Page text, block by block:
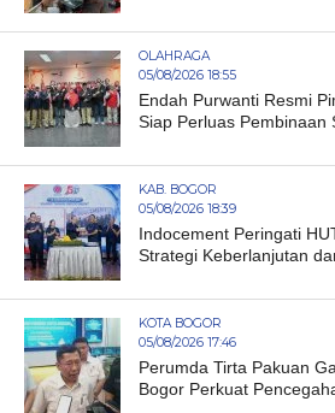
OLAHRAGA
05/08/2026 18:55
Endah Purwanti Resmi
Siap Perluas Pembinaan
KAB. BOGOR
05/08/2026 18:39
Indocement Peringati
Strategi Keberlanjutan
KOTA BOGOR
05/08/2026 17:46
Perumda Tirta Pakuan
Bogor Perkuat